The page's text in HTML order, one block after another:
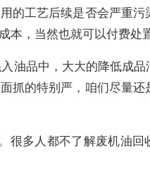
的工艺后续是否会严重污
本，当然也就可以付费处置
油品中，大大的降低成品
抓的特别严，咱们尽量还
很多人都不了解废机油回